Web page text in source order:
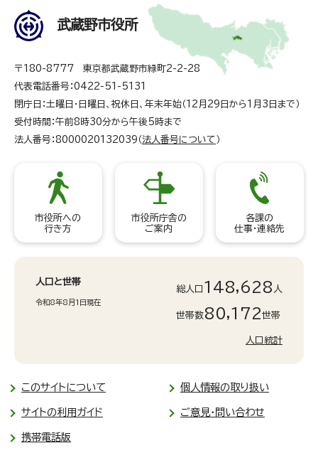
武蔵野市役所
〒180-8777 東京都武蔵野市緑町2-2-28
代表電話番号：0422-51-5131
閉庁日：土曜日・日曜日、祝休日、年末年始（12月29日から1月3日まで）
受付時間：午前8時30分から午後5時まで
法人番号：8000020132039（ 法人番号について ）
市役所への
行き方
市役所庁舎の
ご案内
各課の
仕事・連絡先
人口と世帯
令和8年8月1日現在
総人口 148,628 人
世帯数80,172世帯
人口統計
このサイトについて 個人情報の取り扱い
サイトの利用ガイド ご意見・問い合わせ
携帯電話版